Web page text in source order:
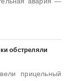
обстреляли
прицельный